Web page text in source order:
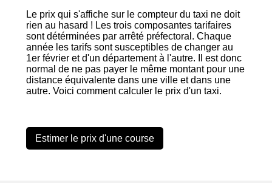
Le prix qui s'affiche sur le compteur du taxi ne doit
rien au hasard ! Les trois composantes tarifaires
sont détérminées par arrêté préfectoral. Chaque
année les tarifs sont susceptibles de changer au
1er février et d'un département à l'autre. Il est donc
normal de ne pas payer le même montant pour une
distance équivalente dans une ville et dans une
autre. Voici comment calculer le prix d'un taxi.
Estimer le prix d'une course